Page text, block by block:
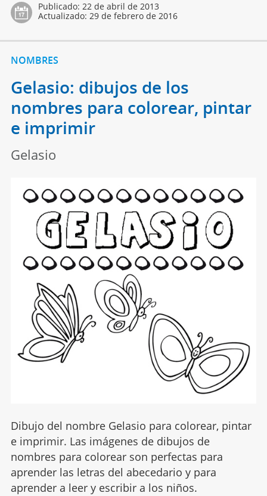
Publicado: 22 de abril de 2013
Actualizado: 29 de febrero de 2016
NOMBRES
Gelasio: dibujos de los
nombres para colorear, pintar
e imprimir
Gelasio
Dibujo del nombre Gelasio para colorear, pintar
e imprimir. Las imágenes de dibujos de
nombres para colorear son perfectas para
aprender las letras del abecedario y para
aprender a leer y escribir a los niños.